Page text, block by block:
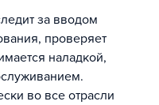
за вводом
проверяет
наладкой,
во все отрасли